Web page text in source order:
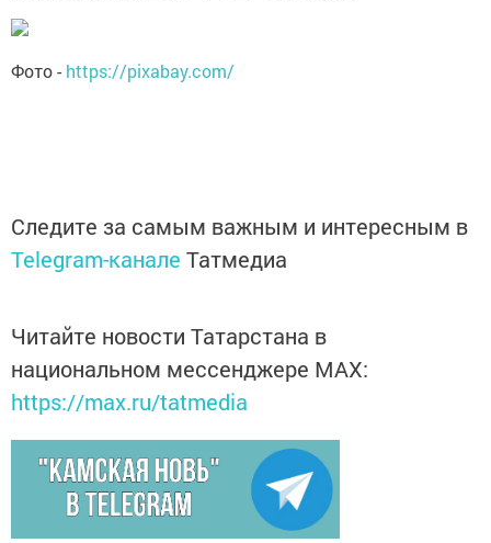
Фото - https://pixabay.com/
Следите за самым важным и интересным в
Telegram-канале Татмедиа
Читайте новости Татарстана в
национальном мессенджере MАХ:
https://max.ru/tatmedia